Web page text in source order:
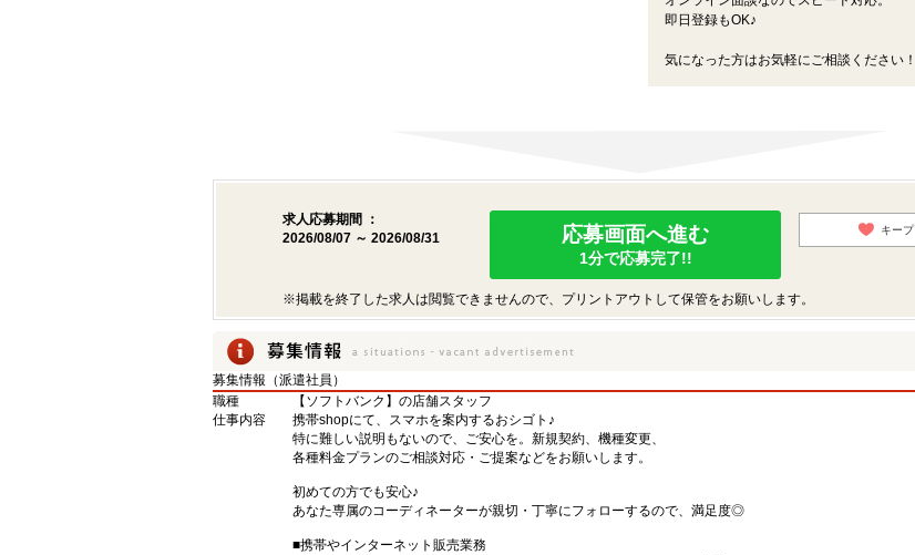
即日登録もOK♪
気になった方はお気軽にご相談ください！
求人応募期間 ：
2026/08/07 ～ 2026/08/31
応募画面へ進む
1分で応募完了!!
キープ
※掲載を終了した求人は閲覧できませんので、プリントアウトして保管をお願いします。
募集情報（派遣社員）
職種
【ソフトバンク】の店舗スタッフ
仕事内容
携帯shopにて、スマホを案内するおシゴト♪
特に難しい説明もないので、ご安心を。新規契約、機種変更、
各種料金プランのご相談対応・ご提案などをお願いします。
初めての方でも安心♪
あなた専属のコーディネーターが親切・丁寧にフォローするので、満足度◎
■携帯やインターネット販売業務